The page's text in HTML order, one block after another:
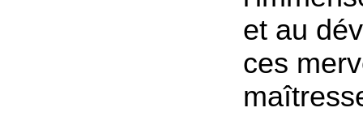
et au
ces